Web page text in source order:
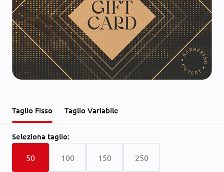
Taglio Fisso Taglio Variabile
Seleziona taglio:
50 100 150 250